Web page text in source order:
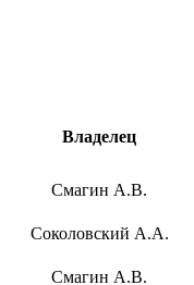
Владелец
Смагин А.В.
Соколовский А.А.
Смагин А.В.